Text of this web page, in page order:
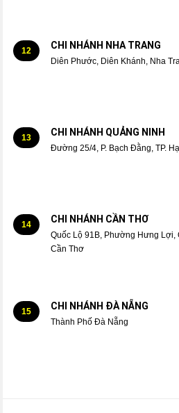
12 CHI NHÁNH NHA TRANG
Diên Phước, Diên Khánh, Nha
13 CHI NHÁNH QUẢNG NINH
Đường 25/4, P. Bạch Đằng, TP.
14 CHI NHÁNH CẦN THƠ
Quốc Lộ 91B, Phường Hưng Lợi,
Cần Thơ
15 CHI NHÁNH ĐÀ NẴNG
Thành Phố Đà Nẵng